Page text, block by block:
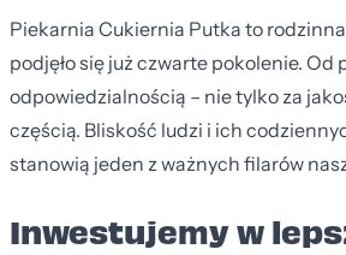
Piekarnia Cukiernia Putka to
podjęło się już czwarte pokolenie.
odpowiedzialnością – nie tylko za
częścią. Bliskość ludzi i ich
stanowią jeden z ważnych filarów
Inwestujemy w